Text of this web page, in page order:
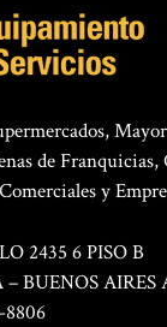
de Franquicias,
y
2435 6 PISO B
– BUENOS
8806